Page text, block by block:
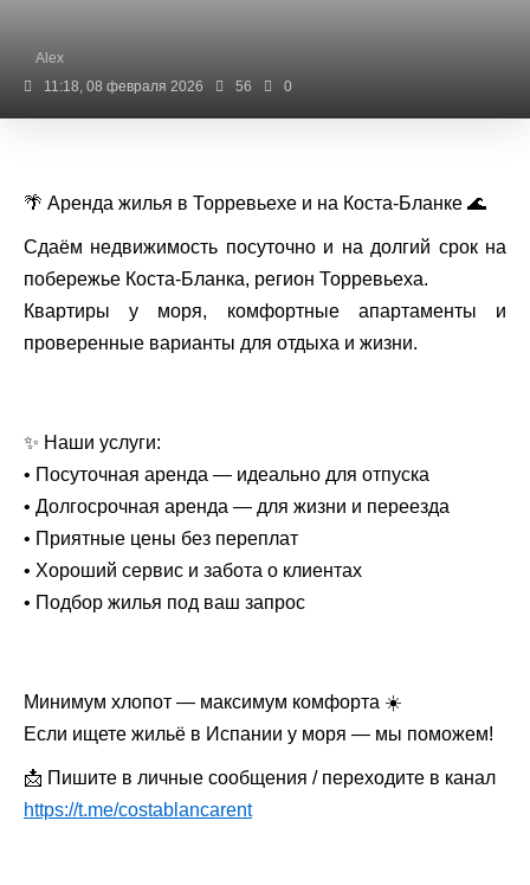
Alex
11:18, 08 февраля 2026
56 0
🌴 Аренда жилья в Торревьехе и на Коста-Бланке 🌊
Сдаём недвижимость посуточно и на долгий срок на
побережье Коста-Бланка, регион Торревьеха.
Квартиры у моря, комфортные апартаменты и
проверенные варианты для отдыха и жизни.
✨ Наши услуги:
• Посуточная аренда — идеально для отпуска
• Долгосрочная аренда — для жизни и переезда
• Приятные цены без переплат
• Хороший сервис и забота о клиентах
• Подбор жилья под ваш запрос
Минимум хлопот — максимум комфорта ☀️
Если ищете жильё в Испании у моря — мы поможем!
📩 Пишите в личные сообщения / переходите в канал
https://t.me/costablancarent